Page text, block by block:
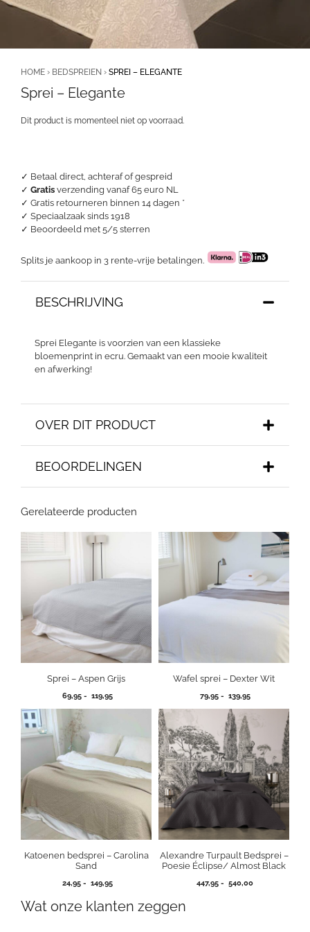
✓ Betaal direct, achteraf of gespreid
✓ Gratis verzending vanaf 65 euro NL
✓ Gratis retourneren binnen 14 dagen *
✓ Speciaalzaak sinds 1918
✓ Beoordeeld met 5/5 sterren
Splits je aankoop in 3 rente-vrije betalingen.
HOME › BEDSPREIEN › SPREI – ELEGANTE
Sprei – Elegante
BESCHRIJVING
Sprei Elegante is voorzien van een klassieke
bloemenprint in ecru. Gemaakt van een mooie kwaliteit
en afwerking!
OVER DIT PRODUCT
BEOORDELINGEN
Dit product is momenteel niet op voorraad.
Gerelateerde producten
Sprei – Aspen Grijs
69,95 - 119,95Prijsklasse:
Wafel sprei – Dexter Wit
79,95 - 139,95Prijsklasse:
139,95
Katoenen bedsprei – Carolina
Sand
24,95 - 149,95Prijsklasse:
tot
Alexandre Turpault Bedsprei –
Poesie Éclipse/ Almost Black
447,95 - 540,00Prijsklasse:
Wat onze klanten zeggen